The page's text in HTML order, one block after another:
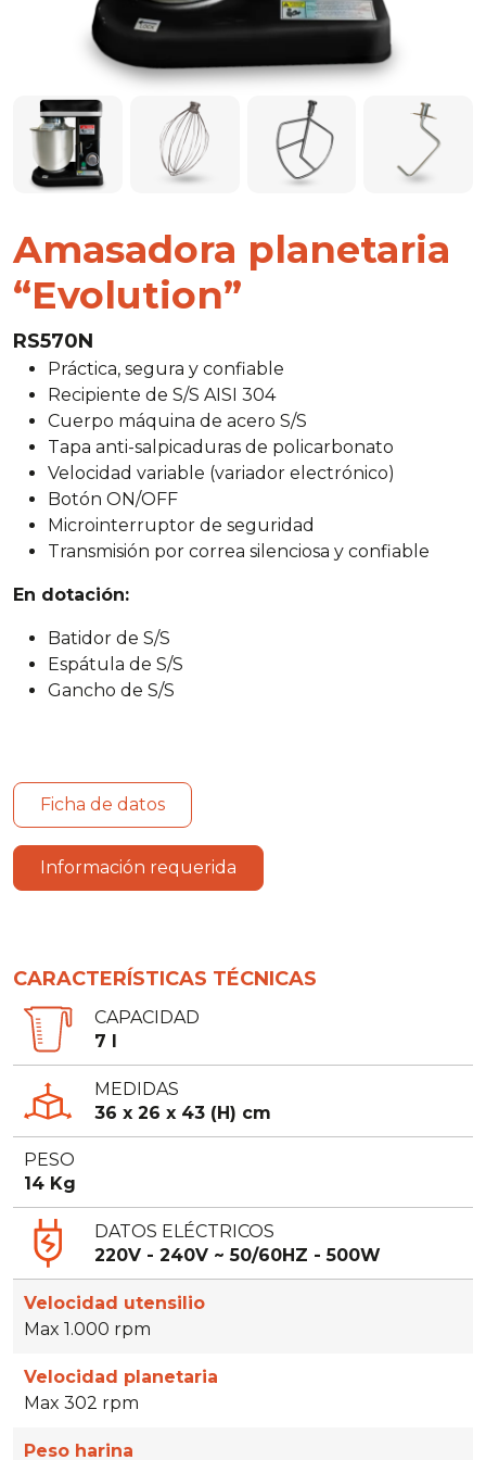
Amasadora planetaria
“Evolution”
RS570N
Práctica, segura y confiable
Recipiente de S/S AISI 304
Cuerpo máquina de acero S/S
Tapa anti-salpicaduras de policarbonato
Velocidad variable (variador electrónico)
Botón ON/OFF
Microinterruptor de seguridad
Transmisión por correa silenciosa y confiable
En dotación:
Batidor de S/S
Espátula de S/S
Gancho de S/S
Ficha de datos
Información requerida
CARACTERÍSTICAS TÉCNICAS
CAPACIDAD
7 l
MEDIDAS
36 x 26 x 43 (H) cm
PESO
14 Kg
DATOS ELÉCTRICOS
220V - 240V ~ 50/60HZ - 500W
Velocidad utensilio
Max 1.000 rpm
Velocidad planetaria
Max 302 rpm
Peso harina